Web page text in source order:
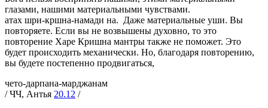
глазами, нашими материальными чувствами.
атах шри-кршна-намади на. Даже материальные уши. Вы
повторяете. Если вы не возвышены духовно, то это
повторение Харе Кришна мантры также не поможет. Это
будет происходить механически. Но, благодаря повторению,
вы будете постепенно продвигаться,
чето-дарпана-марджанам
/ ЧЧ, Антья 20.12 /